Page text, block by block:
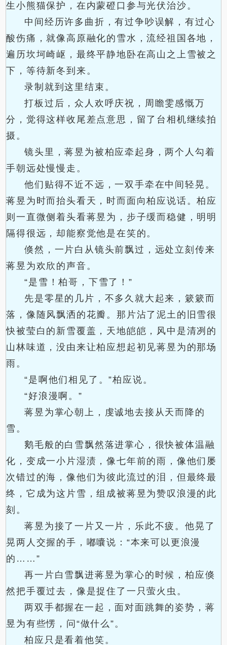
生小熊猫保护，在内蒙磴口参与光伏治沙。
中间经历许多曲折，有过争吵误解，有过心
酸伤痛，就像高原融化的雪水，流经祖国各地，
遍历坎坷崎岖，最终平静地卧在高山之上雪被之
下，等待新冬到来。
录制就到这里结束。
打板过后，众人欢呼庆祝，周瞻雯感慨万
分，觉得这样收尾差点意思，留了台相机继续拍
摄。
镜头里，蒋昱为被柏应牵起身，两个人勾着
手朝远处慢慢走。
他们贴得不近不远，一双手牵在中间轻晃。
蒋昱为时而抬头看天，时而面向柏应说话。柏应
则一直微侧着头看蒋昱为，步子缓而稳健，明明
隔得很远，却能察觉他是在笑的。
倏然，一片白从镜头前飘过，远处立刻传来
蒋昱为欢欣的声音。
“是雪！柏哥，下雪了！”
先是零星的几片，不多久就大起来，簌簌而
落，像随风飘洒的花瓣。那片沾了泥土的旧雪很
快被莹白的新雪覆盖，天地皑皑，风中是清冽的
山林味道，没由来让柏应想起初见蒋昱为的那场
雨。
“是啊他们相见了。”柏应说。
“好浪漫啊。”
蒋昱为掌心朝上，虔诚地去接从天而降的
雪。
鹅毛般的白雪飘然落进掌心，很快被体温融
化，变成一小片湿渍，像七年前的雨，像他们屡
次错过的海，像他们为彼此流过的泪，但最终最
终，它成为这片雪，组成被蒋昱为赞叹浪漫的此
刻。
蒋昱为接了一片又一片，乐此不疲。他晃了
晃两人交握的手，嘟囔说：“本来可以更浪漫
的……”
再一片白雪飘进蒋昱为掌心的时候，柏应倏
然把手覆过去，像是捉住了一只萤火虫。
两双手都握在一起，面对面跳舞的姿势，蒋
昱为有些愣，问“做什么”。
柏应只是看着他笑。